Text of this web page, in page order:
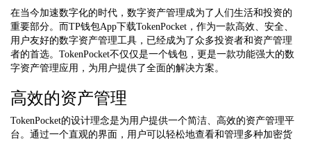
在当今加速数字化的时代，数字资产管理成为了人们生活和投资的
重要部分。而TP钱包App下载TokenPocket，作为一款高效、安全、
用户友好的数字资产管理工具，已经成为了众多投资者和资产管理
者的首选。TokenPocket不仅仅是一个钱包，更是一款功能强大的数
字资产管理应用，为用户提供了全面的解决方案。
高效的资产管理
TokenPocket的设计理念是为用户提供一个简洁、高效的资产管理平
台。通过一个直观的界面，用户可以轻松地查看和管理多种加密货